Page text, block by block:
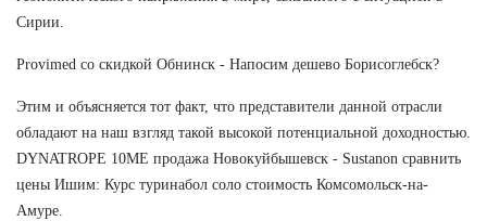
Сирии.
Provimed со скидкой Обнинск - Напосим дешево Борисоглебск?
Этим и объясняется тот факт, что представители данной отрасли
обладают на наш взгляд такой высокой потенциальной доходностью.
DYNATROPE 10ME продажа Новокуйбышевск - Sustanon сравнить
цены Ишим: Курс туринабол соло стоимость Комсомольск-на-
Амуре.